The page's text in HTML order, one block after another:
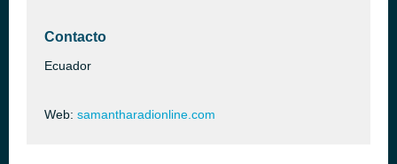
Contacto
Ecuador
Web: samantharadionline.com